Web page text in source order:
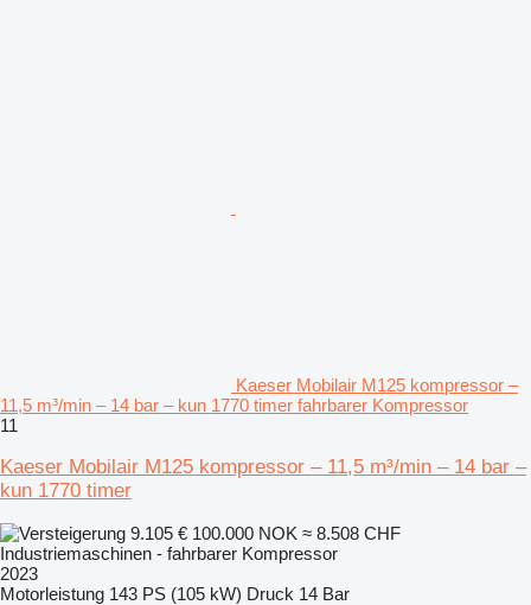
Kaeser Mobilair M125 kompressor –
11,5 m³/min – 14 bar – kun 1770 timer fahrbarer Kompressor
11
Kaeser Mobilair M125 kompressor – 11,5 m³/min – 14 bar –
kun 1770 timer
9.105 € 100.000 NOK ≈ 8.508 CHF
Industriemaschinen - fahrbarer Kompressor
2023
Motorleistung 143 PS (105 kW) Druck 14 Bar